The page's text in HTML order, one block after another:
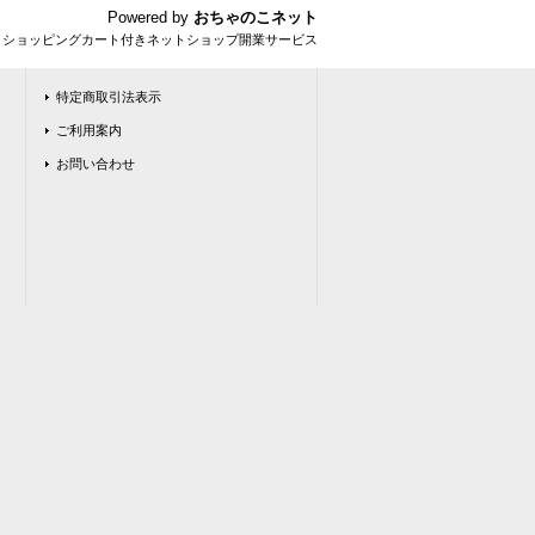
Powered by おちゃのこネット
ョッピングカート付きネットショップ開業サービス
特定商取引法表示
ご利用案内
お問い合わせ